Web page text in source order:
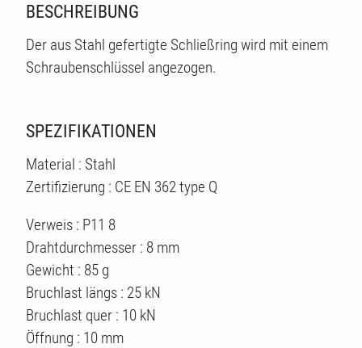
BESCHREIBUNG
Der aus Stahl gefertigte Schließring wird mit einem
Schraubenschlüssel angezogen.
SPEZIFIKATIONEN
Material : Stahl
Zertifizierung : CE EN 362 type Q
Verweis : P11 8
Drahtdurchmesser : 8 mm
Gewicht : 85 g
Bruchlast längs : 25 kN
Bruchlast quer : 10 kN
Öffnung : 10 mm